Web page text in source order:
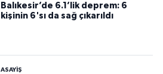
Balıkesir’de 6.1’lik deprem: 6
kişinin 6'sı da sağ çıkarıldı
ASAYİŞ